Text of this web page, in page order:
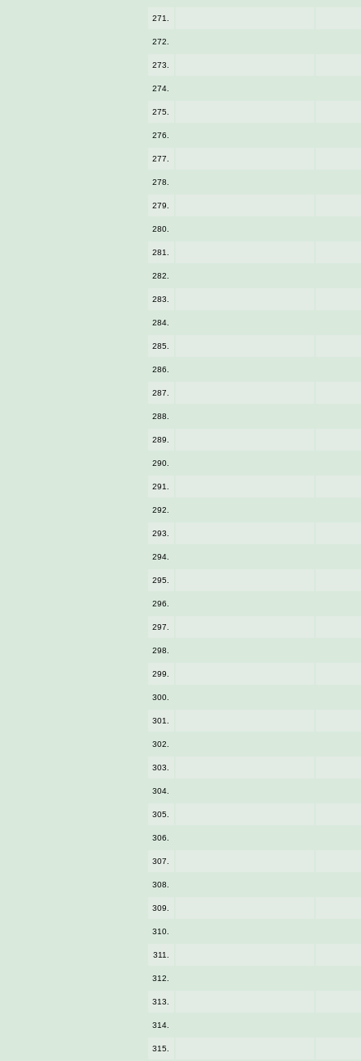
271.
272.
273.
274.
275.
276.
277.
278.
279.
280.
281.
282.
283.
284.
285.
286.
287.
288.
289.
290.
291.
292.
293.
294.
295.
296.
297.
298.
299.
300.
301.
302.
303.
304.
305.
306.
307.
308.
309.
310.
311.
312.
313.
314.
315.